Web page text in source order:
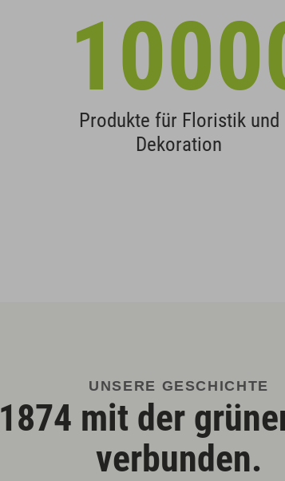
Produkte für Floristik und
Dekoration
UNSERE GESCHICHTE
mit der
verbunden.